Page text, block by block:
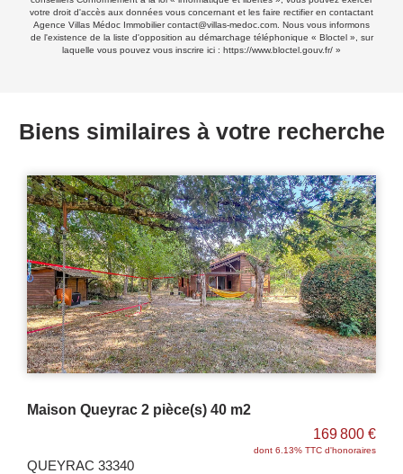
votre droit d'accès aux données vous concernant et les faire rectifier en contactant
Agence Villas Médoc Immobilier contact@villas-medoc.com. Nous vous informons
de l'existence de la liste d'opposition au démarchage téléphonique « Bloctel », sur
laquelle vous pouvez vous inscrire ici : https://www.bloctel.gouv.fr/ »
Biens similaires à votre recherche
493 500 €
dont 5% TTC d'honoraires
VENDAYS MONTALIVET